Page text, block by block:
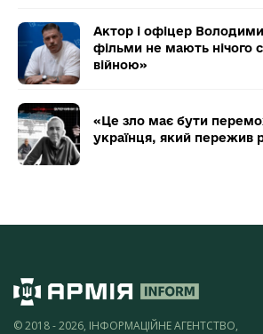
Актор і офіцер
фільми не мають нічого
війною»
«Це зло має бути
українця, який пережив
© 2018 - 2026, ІНФОРМАЦІЙНЕ АГЕНТСТВО,